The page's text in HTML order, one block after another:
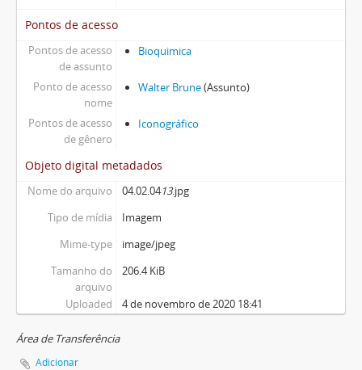
Pontos de acesso
Pontos de acesso
de assunto
Bioquimica
Ponto de acesso
nome
Walter Brune(Assunto)
Pontos de acesso
de gênero
Iconográfico
Objeto digital metadados
Nome do arquivo 04.02.0413.jpg
Tipo de mídia
Imagem
Mime-type
image/jpeg
Tamanho do
arquivo
206.4 KiB
Uploaded 4 de novembro de 2020 18:41
Área de Transferência
Adicionar